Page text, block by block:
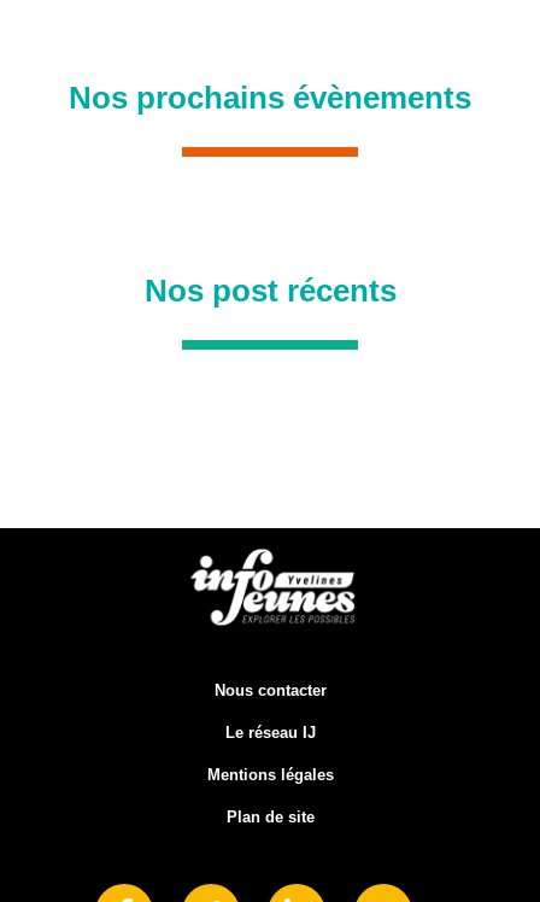
Nos prochains évènements
Nos post récents
Nous contacter
Le réseau IJ
Mentions légales
Plan de site